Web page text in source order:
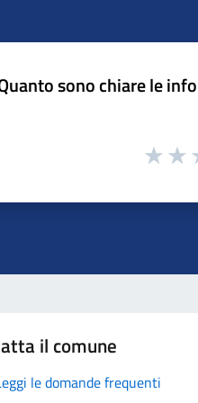
sono chiare le
il comune
le domande frequenti